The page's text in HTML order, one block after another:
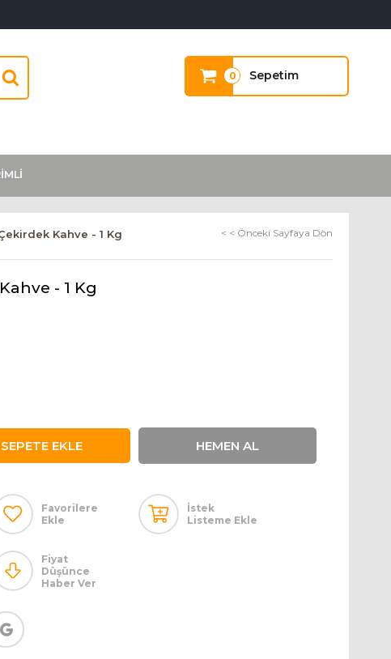
Sepetim
0
Kahve - 1 Kg < < Önceki Sayfaya Dön
- 1 Kg
Favorilere
Ekle
İstek
Listeme Ekle
Fiyat
Düşünce
Haber Ver